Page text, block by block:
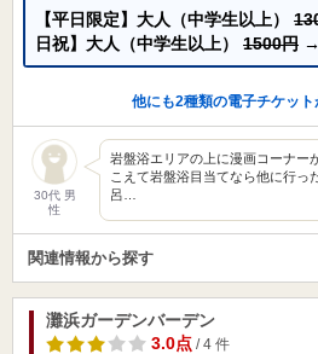
【平日限定】大人（中学生以上）
日祝】大人（中学生以上） 1500円 →
他にも2種類の電子チケット
30代 男
性
岩盤浴エリアの上に漫画コーナー
こえて岩盤浴目当てなら他に行っ
呂…
関連情報から探す
灘浜ガーデンバーデン
3.0点/ 4 件